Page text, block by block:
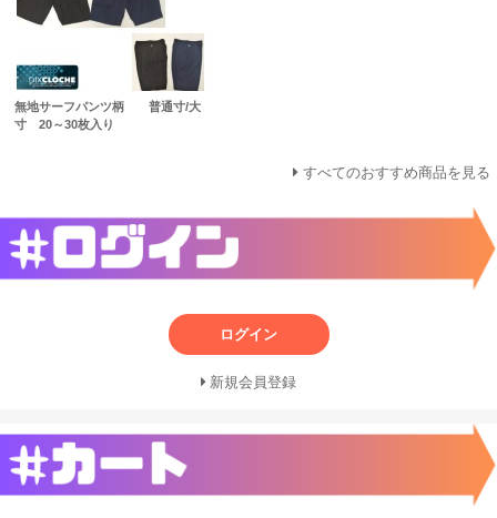
無地サーフパンツ柄 普通寸/大
寸 20～30枚入り
すべてのおすすめ商品を見る
ログイン
新規会員登録